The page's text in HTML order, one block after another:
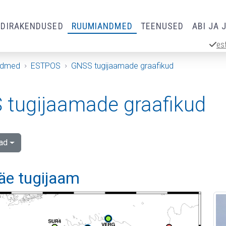
RUUMIANDMED TEENUSED ABI JA
ESTPOS GNSS tugijaamade graafikud
tugijaamade graafikud
tugijaam